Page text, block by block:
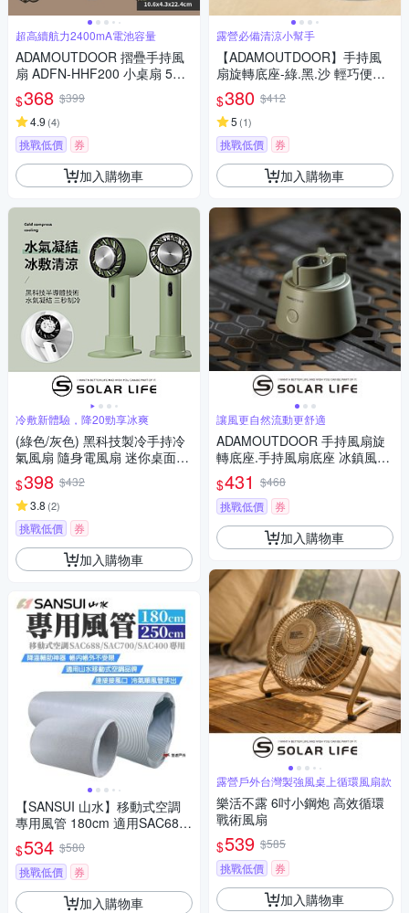
超高續航力2400mA電池容量
ADAMOUTDOOR 摺疊手持風
扇 ADFN-HHF200 小桌扇 5葉
扇片 迷你扇 悠遊戶外
$368 $399
4.9 (4)
挑戰低價 券
加入購物車
冷敷新體驗，降20勁享冰爽
(綠色/灰色) 黑科技製冷手持冷
氣風扇 隨身電風扇 迷你桌面風
扇 usb冰敷風扇 製冷手持扇 行
動小風扇
$398 $432
3.8 (2)
挑戰低價 券
加入購物車
【SANSUI 山水】移動式空調
專用風管 180cm 適用SAC688/
700 悠遊戶外
$534 $580
挑戰低價
券
加入購物車
露營必備清涼小幫手
【ADAMOUTDOOR】手持風
扇旋轉底座-綠.黑.沙 輕巧便攜
自動旋轉底座 適用多款手持風
扇 登山 露營 悠遊戶外
$380 $412
5 (1)
挑戰低價 券
加入購物車
讓風更自然流動更舒適
ADAMOUTDOOR 手持風扇旋
轉底座.手持風扇底座 冰鎮風扇
配件 桌面風扇 自動旋轉 露營小
風扇
$431 $468
挑戰低價
券
加入購物車
露營戶外台灣製強風桌上循環風扇款
樂活不露 6吋小鋼炮 高效循環
戰術風扇
$539 $585
挑戰低價
券
加入購物車